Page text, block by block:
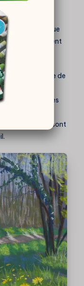
est une
pas oublier que
cette zone doivent
est parsemée de
sorte qu’elles
fleurs blanches
beau blanc
jaunes, elles sont